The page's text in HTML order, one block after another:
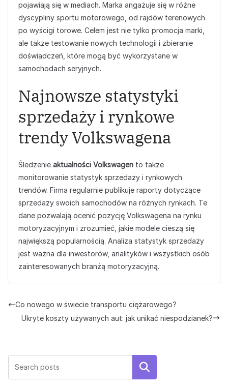
pojawiają się w mediach. Marka angażuje się w różne
dyscypliny sportu motorowego, od rajdów terenowych
po wyścigi torowe. Celem jest nie tylko promocja marki,
ale także testowanie nowych technologii i zbieranie
doświadczeń, które mogą być wykorzystane w
samochodach seryjnych.
Najnowsze statystyki
sprzedaży i rynkowe
trendy Volkswagena
Śledzenie aktualności Volkswagen to także
monitorowanie statystyk sprzedaży i rynkowych
trendów. Firma regularnie publikuje raporty dotyczące
sprzedaży swoich samochodów na różnych rynkach. Te
dane pozwalają ocenić pozycję Volkswagena na rynku
motoryzacyjnym i zrozumieć, jakie modele cieszą się
największą popularnością. Analiza statystyk sprzedaży
jest ważna dla inwestorów, analityków i wszystkich osób
zainteresowanych branżą motoryzacyjną.
Co nowego w świecie transportu ciężarowego?
Ukryte koszty używanych aut: jak unikać niespodzianek?
Szukaj